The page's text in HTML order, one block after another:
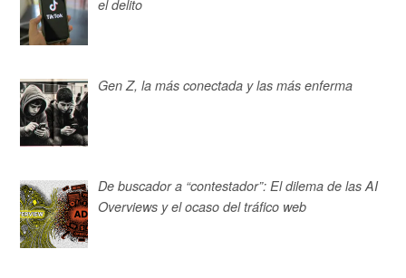
el delito
Gen Z, la más conectada y las más enferma
De buscador a “contestador”: El dilema de las AI
Overviews y el ocaso del tráfico web